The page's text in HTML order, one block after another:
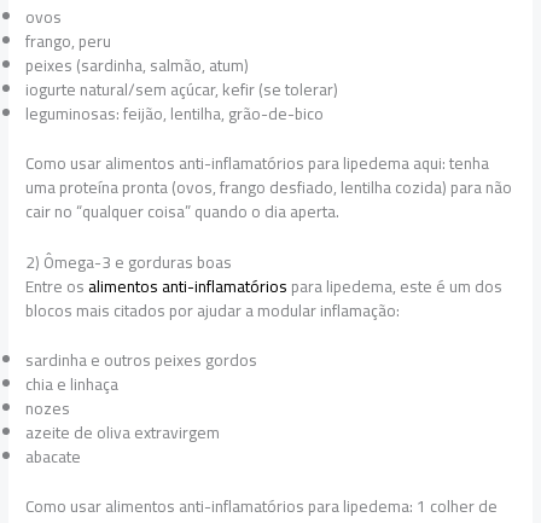
ovos
frango, peru
peixes (sardinha, salmão, atum)
iogurte natural/sem açúcar, kefir (se tolerar)
leguminosas: feijão, lentilha, grão-de-bico
Como usar alimentos anti-inflamatórios para lipedema aqui: tenha
uma proteína pronta (ovos, frango desfiado, lentilha cozida) para não
cair no “qualquer coisa” quando o dia aperta.
2) Ômega-3 e gorduras boas
Entre osalimentos anti-inflamatóriospara lipedema, este é um dos
blocos mais citados por ajudar a modular inflamação:
sardinha e outros peixes gordos
chia e linhaça
nozes
azeite de oliva extravirgem
abacate
Como usar alimentos anti-inflamatórios para lipedema: 1 colher de